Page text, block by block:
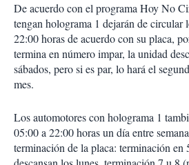
De acuerdo con el programa Hoy No
tengan holograma 1 dejarán de circular
22:00 horas de acuerdo con su placa,
termina en número impar, la unidad
sábados, pero si es par, lo hará el
mes.
Los automotores con holograma 1
05:00 a 22:00 horas un día entre
terminación de la placa: terminación en